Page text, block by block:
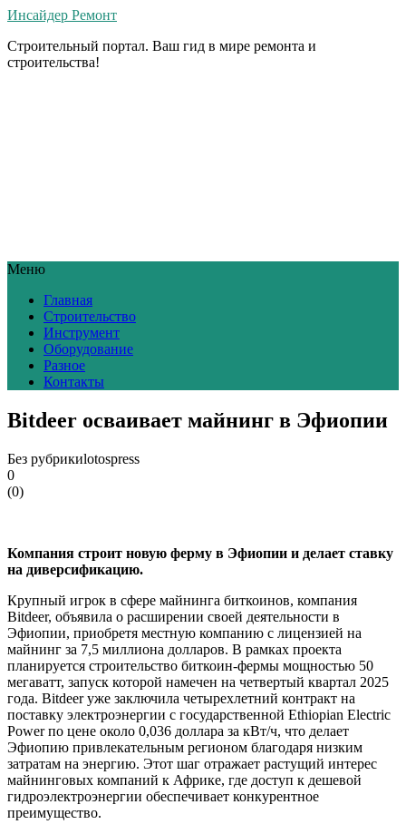
Инсайдер Ремонт
Строительный портал. Ваш гид в мире ремонта и
строительства!
Меню
Главная
Строительство
Инструмент
Оборудование
Разное
Контакты
Bitdeer осваивает майнинг в Эфиопии
Без рубрикиlotospress
0
(0)
Компания строит новую ферму в Эфиопии и делает ставку
на диверсификацию.
Крупный игрок в сфере майнинга биткоинов, компания
Bitdeer, объявила о расширении своей деятельности в
Эфиопии, приобретя местную компанию с лицензией на
майнинг за 7,5 миллиона долларов. В рамках проекта
планируется строительство биткоин-фермы мощностью 50
мегаватт, запуск которой намечен на четвертый квартал 2025
года. Bitdeer уже заключила четырехлетний контракт на
поставку электроэнергии с государственной Ethiopian Electric
Power по цене около 0,036 доллара за кВт/ч, что делает
Эфиопию привлекательным регионом благодаря низким
затратам на энергию. Этот шаг отражает растущий интерес
майнинговых компаний к Африке, где доступ к дешевой
гидроэлектроэнергии обеспечивает конкурентное
преимущество.